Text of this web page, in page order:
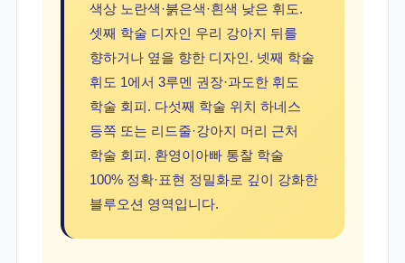
색상 노란색·붉은색·흰색 낮은 휘도.
셋째 학술 디자인 우리 강아지 뒤를
향하거나 옆을 향한 디자인. 넷째 학술
휘도 1에서 3루멘 권장·과도한 휘도
학술 회피. 다섯째 학술 위치 하네스
등쪽 또는 리드줄·강아지 머리 근처
학술 회피. 환영이아빠 통찰 학술
100% 정확·표현 정밀화로 깊이 강화한
블루오션 영역입니다.